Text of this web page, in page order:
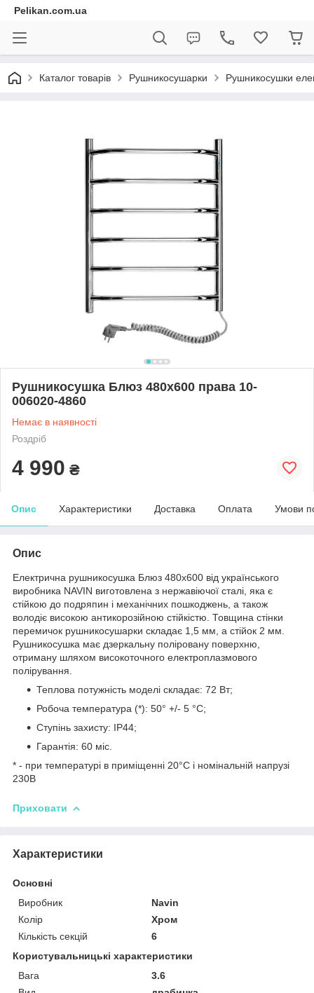
Pelikan.com.ua
Каталог товарів Рушникосушарки Рушникосушки
Рушникосушка Блюз 480х600 права 10-
006020-4860
Немає в наявності
Роздріб
4 990 ₴
Опис Характеристики Доставка Оплата Умови
Опис
Електрична рушникосушка Блюз 480х600 від українського
виробника NAVIN виготовлена з нержавіючої сталі, яка є
стійкою до подряпин і механічних пошкоджень, а також
володіє високою антикорозійною стійкістю. Товщина стінки
перемичок рушникосушарки складає 1,5 мм, а стійок 2 мм.
Рушникосушка має дзеркальну поліровану поверхню,
отриману шляхом високоточного електроплазмового
полірування.
Теплова потужність моделі складає: 72 Вт;
Робоча температура (*): 50° +/- 5 °C;
Ступінь захисту: IP44;
Гарантія: 60 міс.
* - при температурі в приміщенні 20°С і номінальній напрузі
230В
Приховати
Характеристики
Основні
Виробник
Navin
Колір
Хром
Кількість секцій
6
Користувальницькі характеристики
Вага
3.6